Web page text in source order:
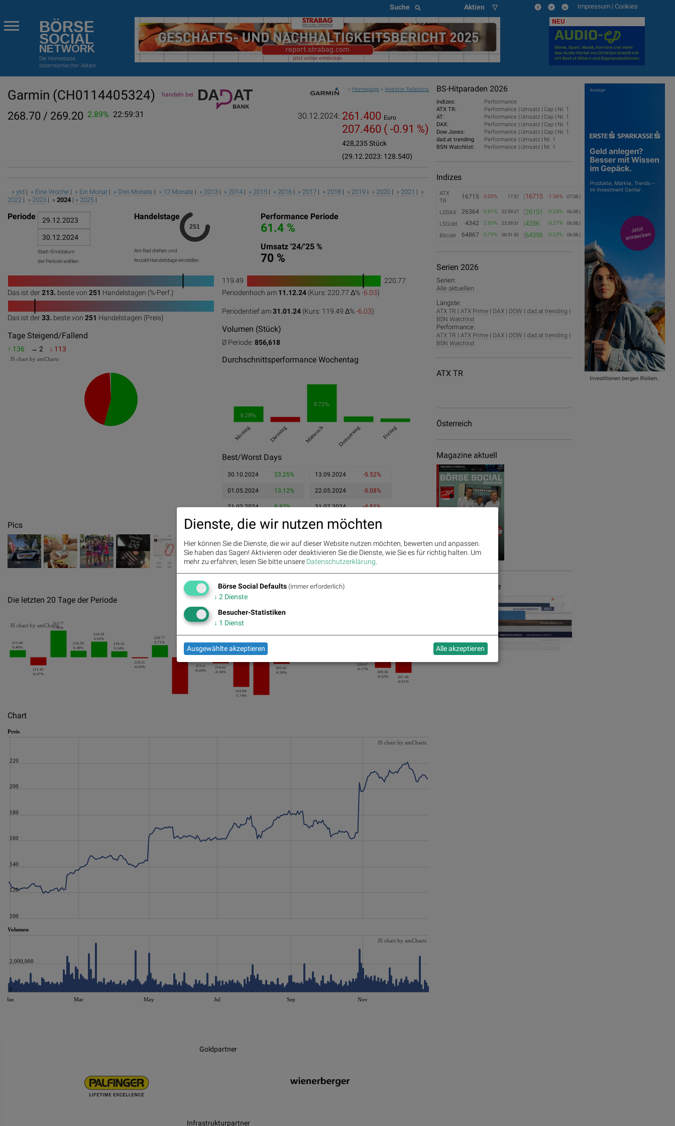
Suche Aktien ▽ Impressum | Cookies
BÖRSE
SOCIAL
NETWORK
Die Homebase
österreichischer Aktien
NEU
Garmin (CH0114405324) handeln bei
» Homepage » Investor Relations
30.12.2024: 261.400 Euro
207.460 ( -0.91 %)
428,235 Stück
(29.12.2023: 128.540)
268.70 / 269.20 2.89% 22:59:31
» ytd | » Eine Woche | » Ein Monat | » Drei Monate | » 12 Monate | » 2013 | » 2014 | » 2015 | » 2016 | » 2017 | » 2018 | » 2019 | » 2020 | » 2021 | »
2022 | » 2023 | » 2024 | » 2025 |
Periode
Start-/Enddatum
der Periode wählen
Handelstage
Am Rad drehen und
Anzahl Handelstage einstellen
Performance Periode
61.4 %
Umsatz '24/'25 %
70 %
80
Das ist der213. beste von 251 Handelstagen (%-Perf.)
60
Das ist der33. beste von 251 Handelstagen (Preis)
Tage Steigend/Fallend
↑ 136 → 2 ↓ 113
JS chart by amCharts
119.49
1
100
220.77
Periodenhoch am 11.12.24 (Kurs: 220.77 Δ%-6.03)
Periodentief am31.01.24 (Kurs: 119.49 Δ%-6.03)
Volumen (Stück)
Ø Periode:856,618
Durchschnittsperformance Wochentag
0.29%
0.72%
Montag Dienstag Mittwoch Donnerstag Freitag
Best/Worst Days
30.10.2024 23.25%
01.05.2024 13.12%
21.02.2024 8.82%
13.09.2024 -5.52%
22.05.2024 -5.08%
31.07.2024 -4.51%
Pics
Die letzten 20 Tage der Periode
213.46
0.40%
212.45
-0.47%
215.77
1.56%
216.59
0.38%
218.58
0.92%
219.33
0.34%
219.21
-0.05%
220.77
0.71%
215.4
-0.26%
214.62
-0.36%
210.89
-1.74%
205.42
-0.39%
211.02
210.67
-0.17%
209.36
-0.62%
207.46
-0.91%
JS chart by amCharts
Chart
Preis
100
120
140
160
180
200
220
JS chart by amCharts
Volumen
Jan Mar May Jul Sep Nov
0
2,000,000
JS chart by amCharts
Goldpartner
Infrastrukturpartner
BS-Hitparaden 2026
Indizes:
Performance
ATX TR:
Performance | Umsatz |Cap | Nr. 1
AT:
Performance | Umsatz |Cap | Nr. 1
DAX:
Performance | Umsatz |Cap | Nr. 1
Dow Jones:
Performance | Umsatz |Cap | Nr. 1
dad.at trending
Performance | Umsatz | Nr. 1
BSN Watchlist:
Performance | Umsatz | Nr. 1
Indizes
ATX
TR
16715 0.00% 17:57 (16715 -1.36% 07.08.)
LSDAX 26364 0.81% 22:59:27 (26151 -0.24% 06.08.)
LSGold 4342 2.50% 22:59:31 (4236 -0.27% 06.08.)
Bitcoin 64867 0.79% 00:51:50 (64356 -0.23% 06.08.)
Serien 2026
Serien:
Alle aktuellen
Längste:
ATX TR |ATX Prime | DAX | DOW |dad.at trending |
BSN Watchlist
Performance:
ATX TR |ATX Prime | DAX | DOW |dad.at trending |
BSN Watchlist
ATX TR
Österreich
Magazine aktuell
Geschäftsberichte
Dienste, die wir nutzen möchten
Hier können Sie die Dienste, die wir auf dieser Website nutzen möchten, bewerten und anpassen.
Sie haben das Sagen! Aktivieren oder deaktivieren Sie die Dienste, wie Sie es für richtig halten. Um
mehr zu erfahren, lesen Sie bitte unsere Datenschutzerklärung
Börse Social Defaults (immer erforderlich)
↓ 2 Dienste
Besucher-Statistiken
↓ 1 Dienst
Ausgewählte akzeptieren Alle akzeptieren